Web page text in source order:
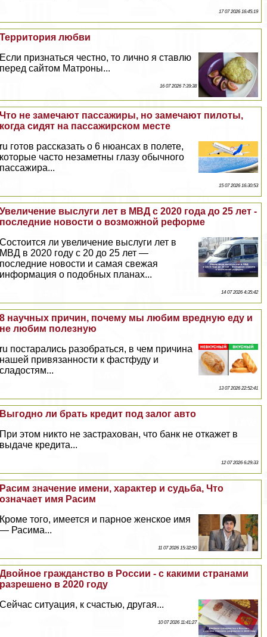
17 07 2026 16:45:19
Территория любви
Если признаться честно, то лично я ставлю
перед сайтом Матроны...
16 07 2026 7:39:38
Что не замечают пассажиры, но замечают пилоты,
когда сидят на пассажирском месте
ru готов рассказать о 6 нюансах в полете,
которые часто незаметны глазу обычного
пассажира...
15 07 2026 16:30:53
Увеличение выслуги лет в МВД с 2020 года до 25 лет -
последние новости о возможной реформе
Состоится ли увеличение выслуги лет в
МВД в 2020 году с 20 до 25 лет —
последние новости и самая свежая
информация о подобных планах...
14 07 2026 4:35:42
8 научных причин, почему мы любим вредную еду и
не любим полезную
ru постарались разобраться, в чем причина
нашей привязанности к фастфуду и
сладостям...
13 07 2026 22:52:41
Выгодно ли брать кредит под залог авто
При этом никто не застрахован, что банк не откажет в
выдаче кредита...
12 07 2026 6:29:33
Расим значение имени, хаpaктер и судьба, Что
означает имя Расим
Кроме того, имеется и парное женское имя
— Расима...
11 07 2026 15:32:50
Двойное гражданство в России - с какими странами
разрешено в 2020 году
Сейчас ситуация, к счастью, другая...
10 07 2026 11:41:27